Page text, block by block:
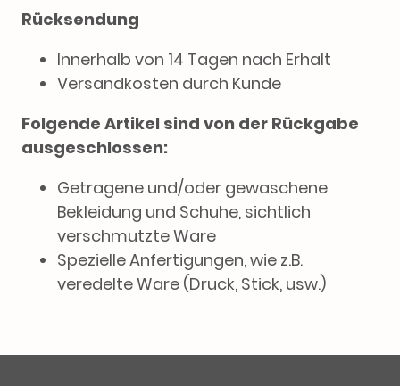
Rücksendung
Innerhalb von 14 Tagen nach Erhalt
Versandkosten durch Kunde
Folgende Artikel sind von der Rückgabe
ausgeschlossen:
Getragene und/oder gewaschene
Bekleidung und Schuhe, sichtlich
verschmutzte Ware
Spezielle Anfertigungen, wie z.B.
veredelte Ware (Druck, Stick, usw.)